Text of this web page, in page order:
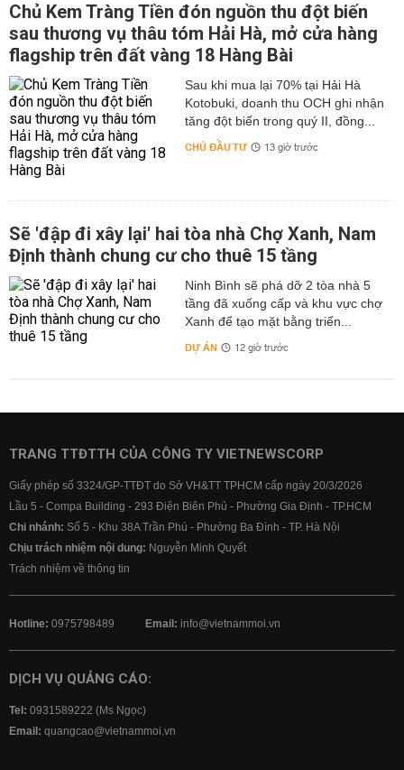
Chủ Kem Tràng Tiền đón nguồn thu đột biến
sau thương vụ thâu tóm Hải Hà, mở cửa hàng
flagship trên đất vàng 18 Hàng Bài
Sau khi mua lại 70% tại Hải Hà
Kotobuki, doanh thu OCH ghi nhận
tăng đột biến trong quý II, đồng...
CHỦ ĐẦU TƯ 13 giờ trước
Sẽ 'đập đi xây lại' hai tòa nhà Chợ Xanh, Nam
Định thành chung cư cho thuê 15 tầng
Ninh Bình sẽ phá dỡ 2 tòa nhà 5
tầng đã xuống cấp và khu vực chợ
Xanh để tạo mặt bằng triển...
DỰ ÁN 12 giờ trước
TRANG TTĐTTH CỦA CÔNG TY VIETNEWSCORP
Giấy phép số 3324/GP-TTĐT do Sở VH&TT TPHCM cấp ngày 20/3/2026
Lầu 5 - Compa Building - 293 Điện Biên Phủ - Phường Gia Định - TP.HCM
Chi nhánh: Số 5 - Khu 38A Trần Phú - Phường Ba Đình - TP. Hà Nội
Chịu trách nhiệm nội dung: Nguyễn Minh Quyết
Trách nhiệm về thông tin
Hotline: 0975798489 Email: info@vietnammoi.vn
DỊCH VỤ QUẢNG CÁO:
Tel: 0931589222 (Ms Ngọc)
Email: quangcao@vietnammoi.vn